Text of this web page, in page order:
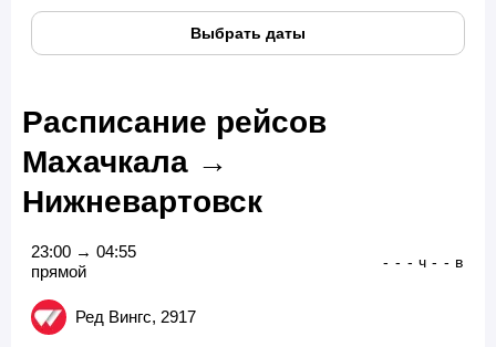
Выбрать даты
Расписание рейсов
Махачкала →
Нижневартовск
23:00 → 04:55
прямой
Ред Вингс, 2917
- - - ч - - в